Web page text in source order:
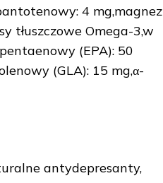
4 mg,magnez
tłuszczowe Omega-3,w
(EPA): 50
(GLA): 15 mg,α-
antydepresanty,